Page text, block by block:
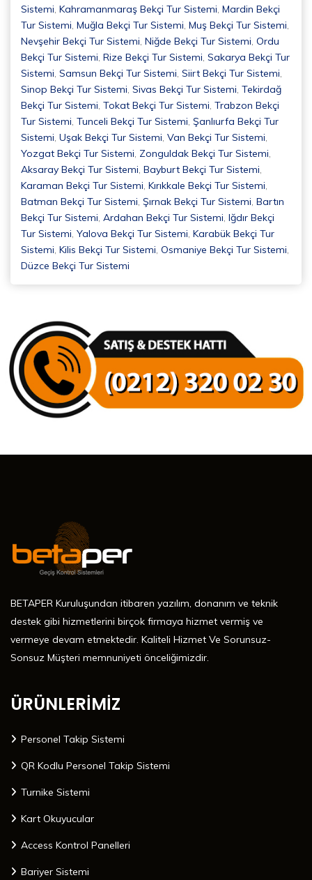
Sistemi, Kahramanmaraş Bekçi Tur Sistemi, Mardin Bekçi
Tur Sistemi, Muğla Bekçi Tur Sistemi, Muş Bekçi Tur Sistemi,
Nevşehir Bekçi Tur Sistemi, Niğde Bekçi Tur Sistemi, Ordu
Bekçi Tur Sistemi, Rize Bekçi Tur Sistemi, Sakarya Bekçi Tur
Sistemi, Samsun Bekçi Tur Sistemi, Siirt Bekçi Tur Sistemi,
Sinop Bekçi Tur Sistemi, Sivas Bekçi Tur Sistemi, Tekirdağ
Bekçi Tur Sistemi, Tokat Bekçi Tur Sistemi, Trabzon Bekçi
Tur Sistemi, Tunceli Bekçi Tur Sistemi, Şanlıurfa Bekçi Tur
Sistemi, Uşak Bekçi Tur Sistemi, Van Bekçi Tur Sistemi,
Yozgat Bekçi Tur Sistemi, Zonguldak Bekçi Tur Sistemi,
Aksaray Bekçi Tur Sistemi, Bayburt Bekçi Tur Sistemi,
Karaman Bekçi Tur Sistemi, Kırıkkale Bekçi Tur Sistemi,
Batman Bekçi Tur Sistemi, Şırnak Bekçi Tur Sistemi, Bartın
Bekçi Tur Sistemi, Ardahan Bekçi Tur Sistemi, Iğdır Bekçi
Tur Sistemi, Yalova Bekçi Tur Sistemi, Karabük Bekçi Tur
Sistemi, Kilis Bekçi Tur Sistemi, Osmaniye Bekçi Tur Sistemi,
Düzce Bekçi Tur Sistemi
BETAPER Kuruluşundan itibaren yazılım, donanım ve teknik
destek gibi hizmetlerini birçok firmaya hizmet vermiş ve
vermeye devam etmektedir. Kaliteli Hizmet Ve Sorunsuz-
Sonsuz Müşteri memnuniyeti önceliğimizdir.
ÜRÜNLERİMİZ
Personel Takip Sistemi
QR Kodlu Personel Takip Sistemi
Turnike Sistemi
Kart Okuyucular
Access Kontrol Panelleri
Bariyer Sistemi